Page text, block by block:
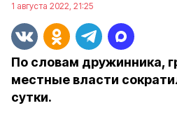
1 августа 2022, 21:25
По словам дружинника,
местные власти
сутки.